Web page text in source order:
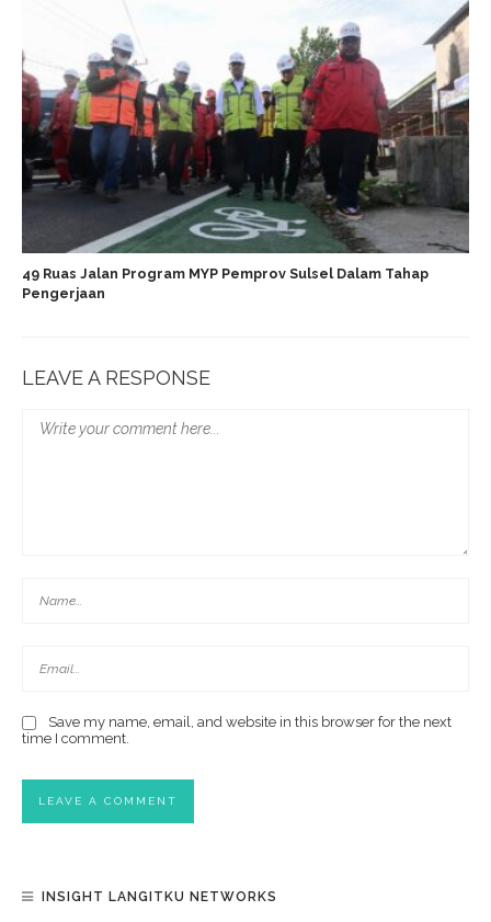
49 Ruas Jalan Program MYP Pemprov Sulsel Dalam Tahap
Pengerjaan
LEAVE A RESPONSE
Save my name, email, and website in this browser for the next
time I comment.
INSIGHT LANGITKU NETWORKS